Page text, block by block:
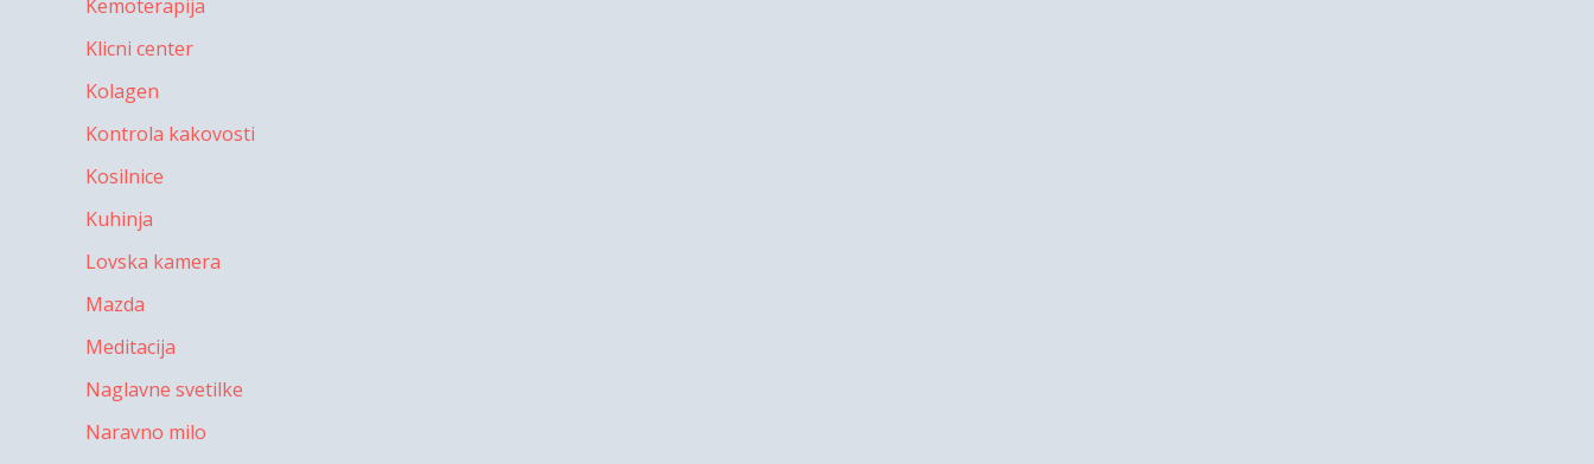
Kemoterapija
Klicni center
Kolagen
Kontrola kakovosti
Kosilnice
Kuhinja
Lovska kamera
Mazda
Meditacija
Naglavne svetilke
Naravno milo